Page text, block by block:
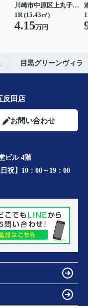
川崎市中原区上丸子八幡町
1R (15.43㎡)
4.15万円
目黒グリーンヴィラ
反田店
お問い合わせ
ビル 4階
祝】10：00～19：00